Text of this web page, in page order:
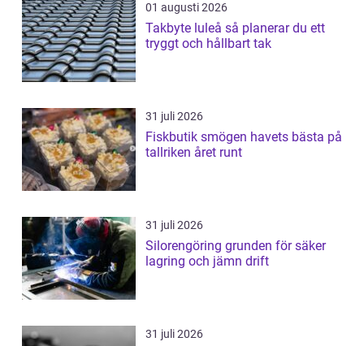
01 augusti 2026
Takbyte luleå så planerar du ett
tryggt och hållbart tak
31 juli 2026
Fiskbutik smögen havets bästa på
tallriken året runt
31 juli 2026
Silorengöring grunden för säker
lagring och jämn drift
31 juli 2026